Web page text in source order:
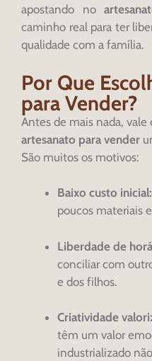
apostando no
caminho real para ter
qualidade com a família.
Por Que
para Vender?
Antes de mais nada,
artesanato para vender
São muitos os motivos:
Baixo custo inicial:
poucos materiais
Liberdade de
conciliar com
e dos filhos.
Criatividade
têm um valor
industrializado